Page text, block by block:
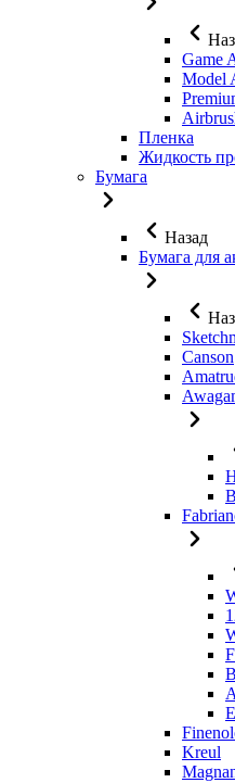
Game
Model
Пленка
Жидкость
Бумага
Назад
Бумага для
Canson
Kreul